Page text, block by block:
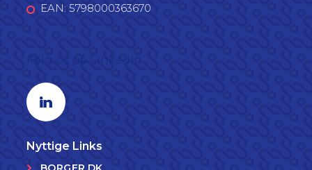
EAN: 5798000363670
Linkedin profil
Nyttige Links